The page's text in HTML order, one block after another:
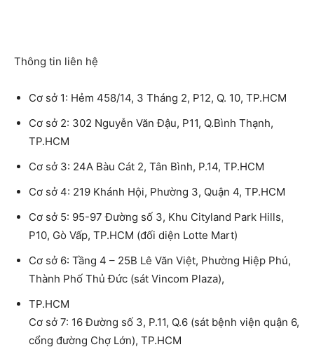
Thông tin liên hệ
Cơ sở 1: Hẻm 458/14, 3 Tháng 2, P12, Q. 10, TP.HCM
Cơ sở 2: 302 Nguyễn Văn Đậu, P11, Q.Bình Thạnh,
TP.HCM
Cơ sở 3: 24A Bàu Cát 2, Tân Bình, P.14, TP.HCM
Cơ sở 4: 219 Khánh Hội, Phường 3, Quận 4, TP.HCM
Cơ sở 5: 95-97 Đường số 3, Khu Cityland Park Hills,
P10, Gò Vấp, TP.HCM (đối diện Lotte Mart)
Cơ sở 6: Tầng 4 – 25B Lê Văn Việt, Phường Hiệp Phú,
Thành Phố Thủ Đức (sát Vincom Plaza),
TP.HCM
Cơ sở 7: 16 Đường số 3, P.11, Q.6 (sát bệnh viện quận 6,
cổng đường Chợ Lớn), TP.HCM